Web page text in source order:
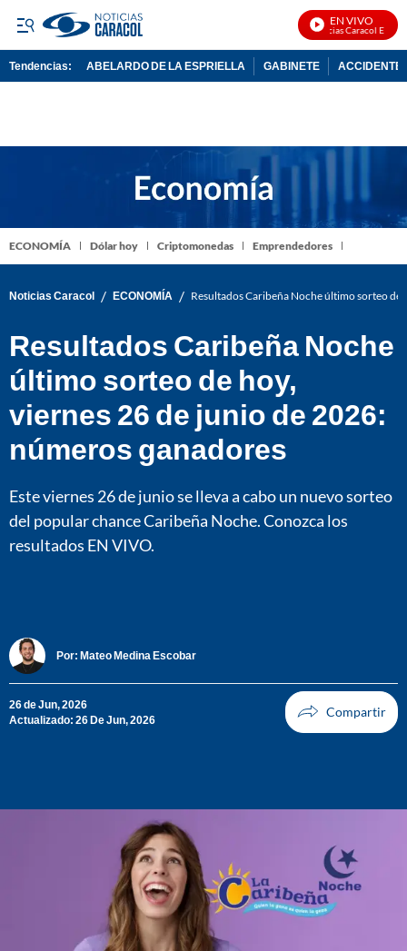
EN VIVO
Noticias Caracol En Vivo
Tendencias: ABELARDO DE LA ESPRIELLA GABINETE ACCIDENTE
ECONOMÍA Dólar hoy Criptomonedas Emprendedores
Noticias Caracol / ECONOMÍA / Resultados Caribeña Noche último sorteo
Resultados Caribeña Noche
último sorteo de hoy,
viernes 26 de junio de 2026:
números ganadores
Este viernes 26 de junio se lleva a cabo un nuevo sorteo
del popular chance Caribeña Noche. Conozca los
resultados EN VIVO.
Por: Mateo Medina Escobar
26 de Jun, 2026
Actualizado: 26 De Jun, 2026